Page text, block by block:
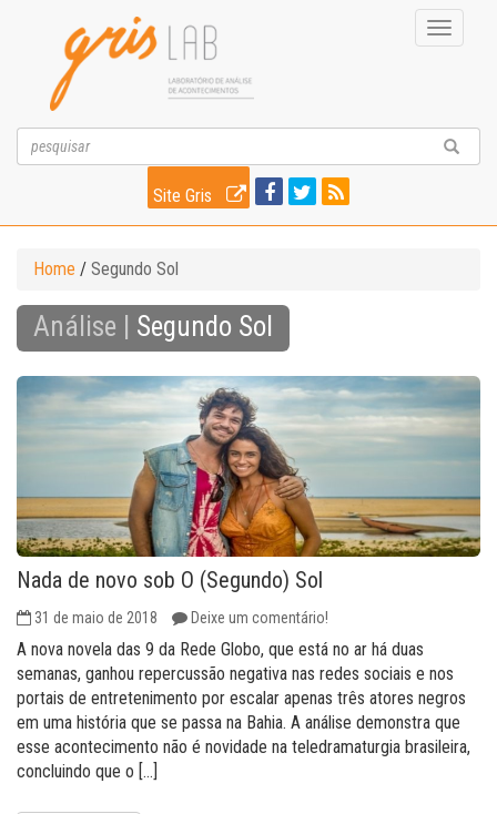
Toggle
Site Gris
Home / Segundo Sol
Análise | Segundo Sol
Nada de novo sob O (Segundo) Sol
31 de maio de 2018 Deixe um comentário!
A nova novela das 9 da Rede Globo, que está no ar há duas
semanas, ganhou repercussão negativa nas redes sociais e nos
portais de entretenimento por escalar apenas três atores negros
em uma história que se passa na Bahia. A análise demonstra que
esse acontecimento não é novidade na teledramaturgia brasileira,
concluindo que o […]